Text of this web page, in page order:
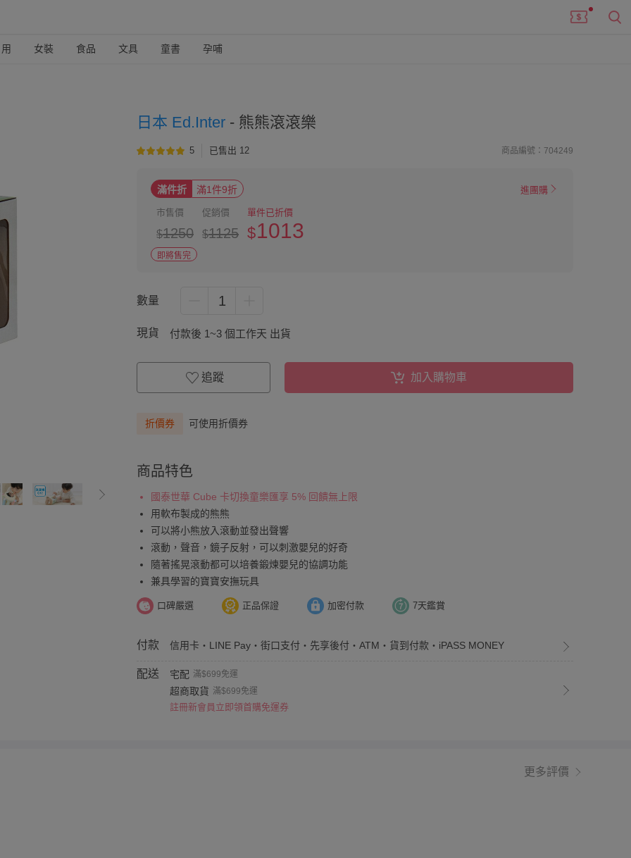
女裝 食品 文具 童書 孕哺
日本 Ed.Inter - 熊熊滾滾樂
5 已售出 12 商品編號：704249
滿件折 滿1件9折 進團購
市售價
$1250
促銷價
$1125
單件已折價
$1013
即將售完
數量 1
現貨 付款後 1~3 個工作天 出貨
追蹤 加入購物車
折價券 可使用折價券
商品特色
國泰世華 Cube 卡切換童樂匯享 5% 回饋無上限
用軟布製成的熊熊
可以將小熊放入滾動並發出聲響
滾動，聲音，鏡子反射，可以刺激嬰兒的好奇
隨著搖晃滾動都可以培養鍛煉嬰兒的協調功能
兼具學習的寶寶安撫玩具
口碑嚴選 正品保證 加密付款 7天鑑賞
付款 信用卡・LINE Pay・街口支付・先享後付・ATM・貨到付款・iPASS MONEY
配送 宅配 滿$699免運
超商取貨 滿$699免運
註冊新會員立即領首購免運券
更多評價